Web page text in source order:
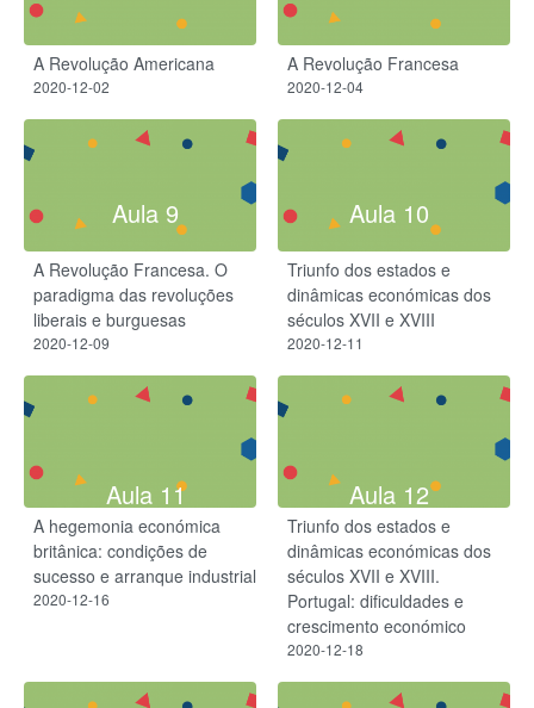
A Revolução Americana
2020-12-02
A Revolução Francesa
2020-12-04
Aula 9
A Revolução Francesa. O
paradigma das revoluções
liberais e burguesas​
2020-12-09
Aula 10
Triunfo dos estados e
dinâmicas económicas dos
séculos XVII e XVIII
2020-12-11
Aula 11
A hegemonia económica
britânica: condições de
sucesso e arranque industrial
2020-12-16
Aula 12
Triunfo dos estados e
dinâmicas económicas dos
séculos XVII e XVIII.
Portugal: dificuldades e
crescimento económico
2020-12-18